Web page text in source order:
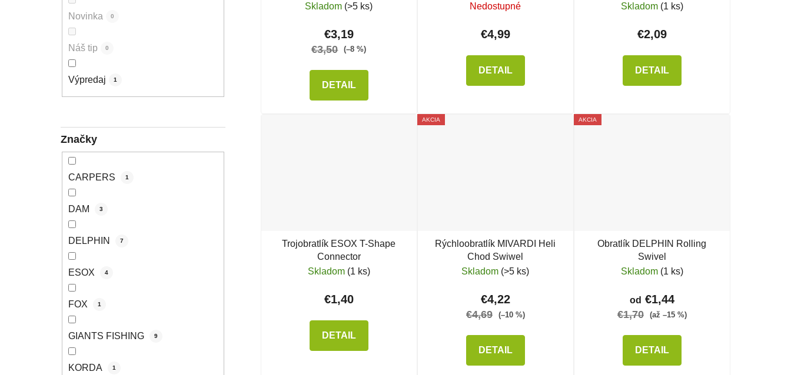
Novinka 0
Náš tip 0
Výpredaj 1
Značky
CARPERS 1
DAM 3
DELPHIN 7
ESOX 4
FOX 1
GIANTS FISHING 9
KORDA 1
Skladom (>5 ks)
€3,19
€3,50 (–8 %)
DETAIL
Nedostupné
€4,99
DETAIL
Skladom (1 ks)
€2,09
DETAIL
Trojobratlík ESOX T-Shape
Connector
Skladom (1 ks)
€1,40
DETAIL
AKCIA
Rýchloobratlík MIVARDI Heli
Chod Swiwel
Skladom (>5 ks)
€4,22
€4,69 (–10 %)
DETAIL
AKCIA
Obratlík DELPHIN Rolling
Swivel
Skladom (1 ks)
od €1,44
€1,70 (až –15 %)
DETAIL